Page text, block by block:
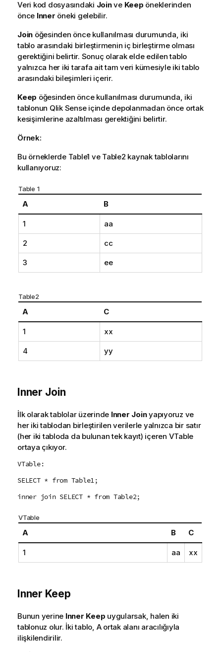
Veri kod dosyasındaki Joinve Keep öneklerinden
önce Inner öneki gelebilir.
Join öğesinden önce kullanılması durumunda, iki
tablo arasındaki birleştirmenin iç birleştirme olması
gerektiğini belirtir. Sonuç olarak elde edilen tablo
yalnızca her iki tarafa ait tam veri kümesiyle iki tablo
arasındaki bileşimleri içerir.
Keep öğesinden önce kullanılması durumunda, iki
tablonun Qlik Senseiçinde depolanmadan önce ortak
kesişimlerine azaltılması gerektiğini belirtir.
Örnek:
Bu örneklerde Table1 ve Table2 kaynak tablolarını
kullanıyoruz:
Table 1
A B
1 aa
2 cc
3 ee
Table2
A C
1 xx
4 yy
Inner Join
İlk olarak tablolar üzerinde Inner Joinyapıyoruz ve
her iki tablodan birleştirilen verilerle yalnızca bir satır
(her iki tabloda da bulunan tek kayıt) içeren VTable
ortaya çıkıyor.
VTable:
SELECT * from Table1;
inner join SELECT * from Table2;
VTable
A B C
1 aa xx
Inner Keep
Bunun yerine Inner Keep uygularsak, halen iki
tablonuz olur. İki tablo, Aortak alanı aracılığıyla
ilişkilendirilir.